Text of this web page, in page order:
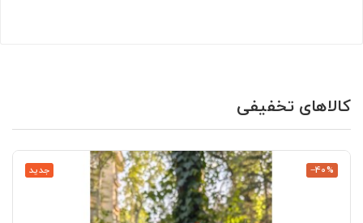
کالاهای تخفیفی
جدید ‎−40%